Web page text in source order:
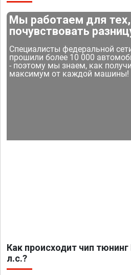
Мы работаем для
почувствовать
Специалисты федеральной
прошили более 10 000
- поэтому мы знаем, как
максимум от каждой машины!
Как происходит чип
л.с.?